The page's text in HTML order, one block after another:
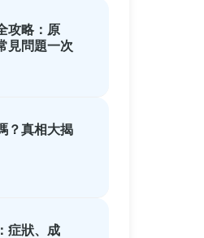
攻略：原
見問題一次
？真相大揭
症狀、成